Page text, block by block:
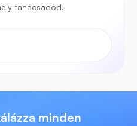
tanácsadód.
minden